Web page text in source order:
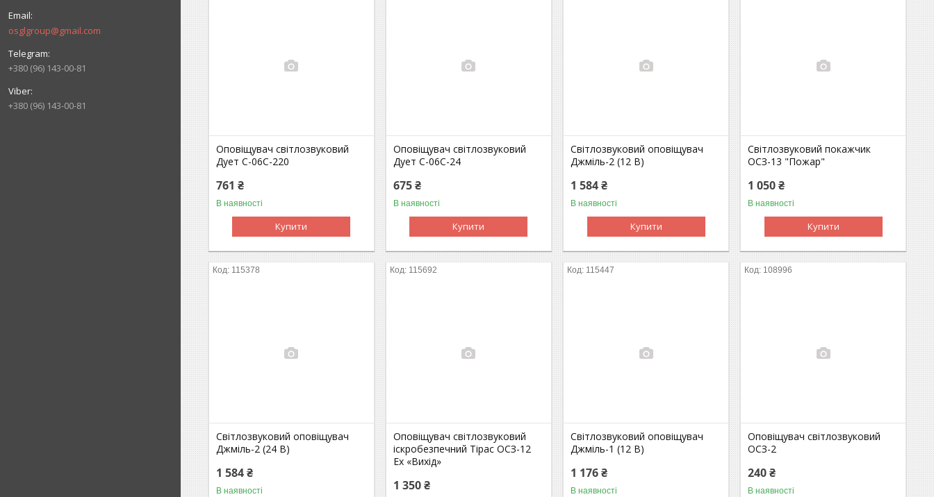
osglgroup@gmail.com
+380 (96) 143-00-81
+380 (96) 143-00-81
Оповіщувач світлозвуковий
Дует С-06С-220
761 ₴
В наявності
Купити
Оповіщувач світлозвуковий
Дует С-06С-24
675 ₴
В наявності
Купити
Світлозвуковий оповіщувач
Джміль-2 (12 В)
1 584 ₴
В наявності
Купити
Світлозвуковий покажчик
ОСЗ-13 "Пожар"
1 050 ₴
В наявності
Купити
115378
Світлозвуковий оповіщувач
Джміль-2 (24 В)
1 584 ₴
В наявності
115692
Оповіщувач світлозвуковий
іскробезпечний Тірас ОСЗ-12
Ех «Вихід»
1 350 ₴
115447
Світлозвуковий оповіщувач
Джміль-1 (12 В)
1 176 ₴
В наявності
108996
Оповіщувач світлозвуковий
ОСЗ-2
240 ₴
В наявності